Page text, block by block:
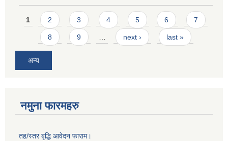
Pages
1 2 3 4 5 6 7
8 9 next › last »
अन्य
नमुना फारमहरु
तह/स्तर बृद्धि आवेदन फाराम।